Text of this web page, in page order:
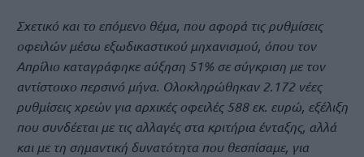
Σχετικό και το επόμενο θέμα, που αφορά τις ρυθμίσεις
οφειλών μέσω εξωδικαστικού μηχανισμού, όπου τον
Απρίλιο καταγράφηκε αύξηση 51% σε σύγκριση με τον
αντίστοιχο περσινό μήνα. Ολοκληρώθηκαν 2.172 νέες
ρυθμίσεις χρεών για αρχικές οφειλές 588 εκ. ευρώ, εξέλιξη
που συνδέεται με τις αλλαγές στα κριτήρια ένταξης, αλλά
και με τη σημαντική δυνατότητα που θεσπίσαμε, για